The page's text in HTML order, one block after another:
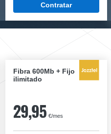
Contratar
Fibra 600Mb + Fijo
ilimitado
29,95 €/mes